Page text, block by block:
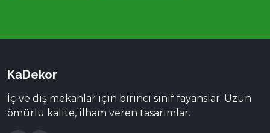
KaDekor
İç ve dış mekanlar için birinci sınıf fayanslar. Uzun
ömürlü kalite, ilham veren tasarımlar.